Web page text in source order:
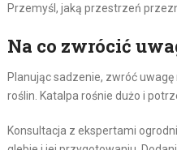
Przemyśl, jaką przestrzeń
Na co zwrócić
Planując sadzenie, zwróć
roślin. Katalpa rośnie dużo i
Konsultacja z ekspertami